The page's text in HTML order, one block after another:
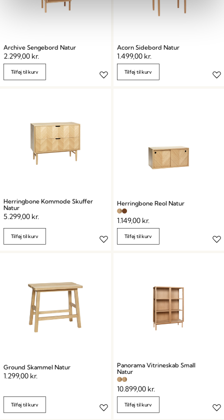
Archive Sengebord Natur
2.299,00 kr.
Tilføj til kurv
Acorn Sidebord Natur
1.499,00 kr.
Tilføj til kurv
Herringbone Kommode Skuffer
Natur
5.299,00 kr.
Tilføj til kurv
Herringbone Reol Natur
1.149,00 kr.
Tilføj til kurv
Ground Skammel Natur
1.299,00 kr.
Tilføj til kurv
Panorama Vitrineskab Small
Natur
10.899,00 kr.
Tilføj til kurv